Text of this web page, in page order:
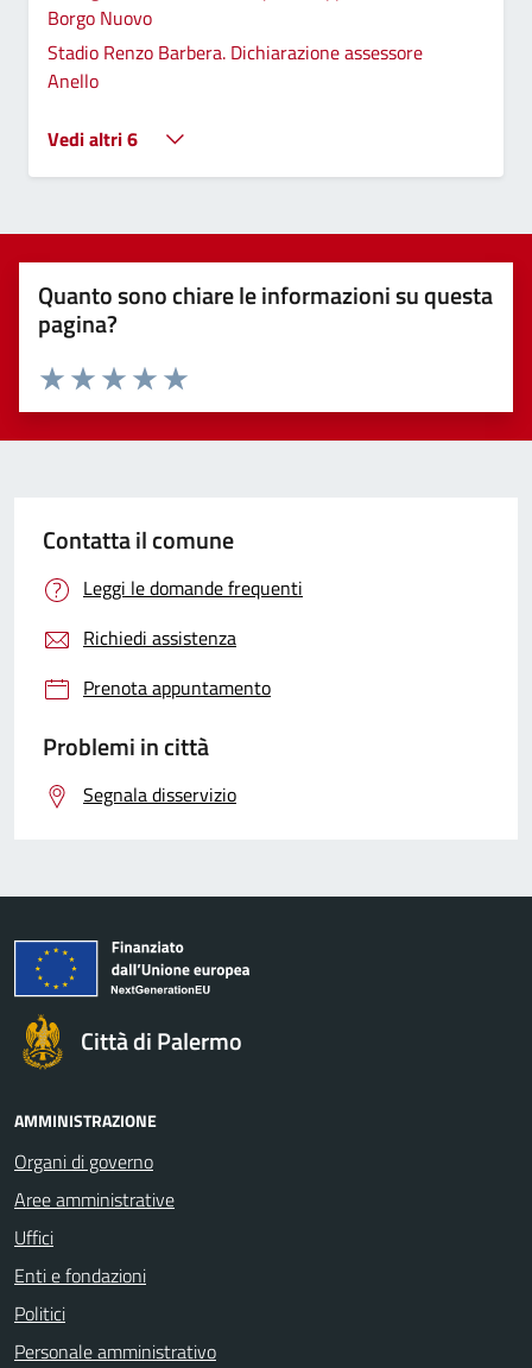
Borgo Nuovo
Stadio Renzo Barbera. Dichiarazione assessore
Anello
Vedi altri 6
Quanto sono chiare le informazioni su questa
pagina?
Valuta 5 stelle su 5
Valuta 4 stelle su 5
Valuta 3 stelle su 5
Valuta 2 stelle su 5
Valuta 1 stelle su 5
Contatta il comune
Leggi le domande frequenti
Richiedi assistenza
Prenota appuntamento
Problemi in città
Segnala disservizio
Città di Palermo
AMMINISTRAZIONE
Organi di governo
Aree amministrative
Uffici
Enti e fondazioni
Politici
Personale amministrativo